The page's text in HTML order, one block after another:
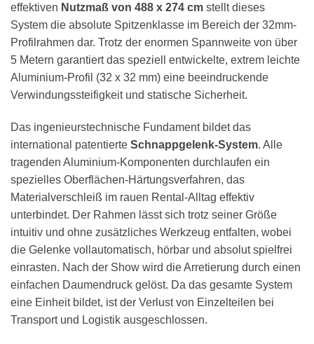
effektiven Nutzmaß von 488 x 274 cm stellt dieses
System die absolute Spitzenklasse im Bereich der 32mm-
Profilrahmen dar. Trotz der enormen Spannweite von über
5 Metern garantiert das speziell entwickelte, extrem leichte
Aluminium-Profil (32 x 32 mm) eine beeindruckende
Verwindungssteifigkeit und statische Sicherheit.
Das ingenieurstechnische Fundament bildet das
international patentierte Schnappgelenk-System. Alle
tragenden Aluminium-Komponenten durchlaufen ein
spezielles Oberflächen-Härtungsverfahren, das
Materialverschleiß im rauen Rental-Alltag effektiv
unterbindet. Der Rahmen lässt sich trotz seiner Größe
intuitiv und ohne zusätzliches Werkzeug entfalten, wobei
die Gelenke vollautomatisch, hörbar und absolut spielfrei
einrasten. Nach der Show wird die Arretierung durch einen
einfachen Daumendruck gelöst. Da das gesamte System
eine Einheit bildet, ist der Verlust von Einzelteilen bei
Transport und Logistik ausgeschlossen.